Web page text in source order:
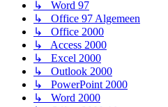
↳ Word 97
↳ Office 97 Algemeen
↳ Office 2000
↳ Access 2000
↳ Excel 2000
↳ Outlook 2000
↳ PowerPoint 2000
↳ Word 2000